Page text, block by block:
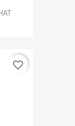
favorite_border